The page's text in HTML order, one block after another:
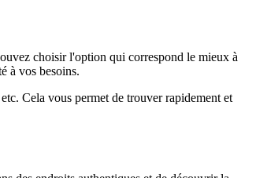
choisir l'option qui correspond le mieux à
à vos besoins.
Cela vous permet de trouver rapidement et